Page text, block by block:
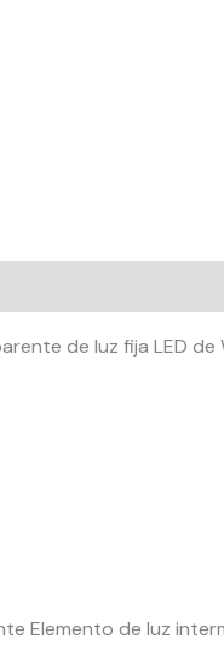
de luz fija LED
Elemento de luz